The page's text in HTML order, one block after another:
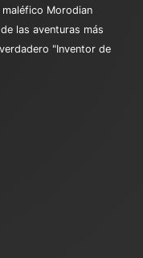
Morodian
las aventuras más
"Inventor de